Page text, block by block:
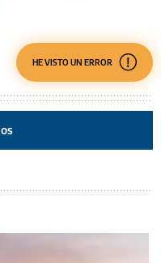
HE VISTO UN ERROR